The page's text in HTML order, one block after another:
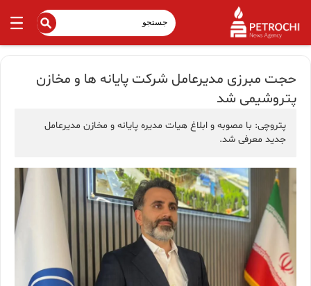
حجت مبرزی مدیرعامل شرکت پایانه ها و مخازن
پتروشیمی شد
پتروچی: با مصوبه و ابلاغ هیات مدیره پایانه و مخازن مدیرعامل
جدید معرفی شد.